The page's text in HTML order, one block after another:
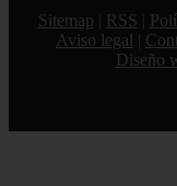
Sitemap
RSS
Aviso legal
Diseño